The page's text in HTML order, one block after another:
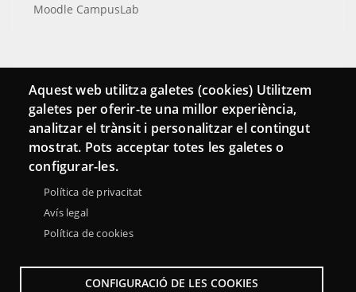
Moodle CampusLab
Connecta
Bustia de contacte
Butlletins
Aquest web utilitza galetes (cookies) Utilitzem
galetes per oferir-te una millor experiència,
analitzar el trànsit i personalitzar el contingut
mostrat. Pots acceptar totes les galetes o
configurar-les.
Política de privacitat
Avís legal
Política de cookies
CONFIGURACIÓ DE LES COOKIES